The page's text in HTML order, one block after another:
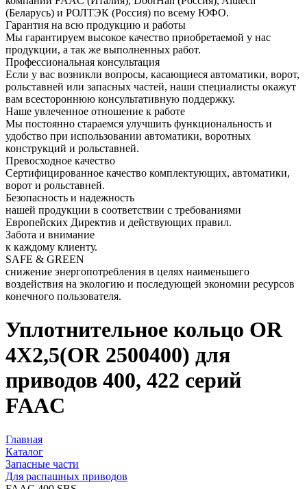
(Беларусь) и РОЛТЭК (Россия) по всему ЮФО.
Гарантия на всю продукцию и работы
Мы гарантируем высокое качество приобретаемой у нас
продукции, а так же выполненных работ.
Профессиональная консультация
Если у вас возникли вопросы, касающиеся автоматики, ворот,
рольставней или запасных частей, наши специалисты окажут
вам всестороннюю консультативную поддержку.
Наше увлеченное отношение к работе
Мы постоянно стараемся улучшить функциональность и
удобство при использовании автоматики, воротных
конструкций и рольставней.
Превосходное качество
Сертифицированное качество комплектующих, автоматики,
ворот и рольставней.
Безопасность и надежность
нашей продукции в соответствии с требованиями
Европейских Директив и действующих правил.
Забота и внимание
к каждому клиенту.
SAFE & GREEN
снижение энергопотребления в целях наименьшего
воздействия на экологию и последующей экономии ресурсов
конечного пользователя.
Уплотнительное кольцо OR
4X2,5(OR 2500400) для
приводов 400, 422 серий
FAAC
Главная
Каталог
Запасные части
Для распашных приводов